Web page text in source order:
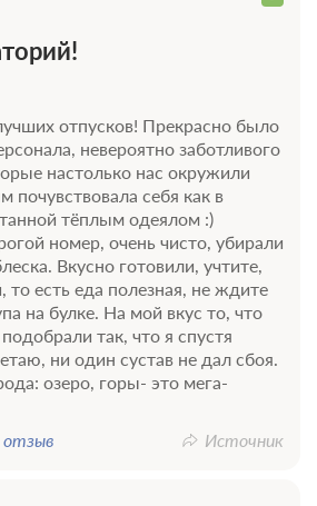
отпусков! Прекрасно было
невероятно заботливого
настолько нас окружили
почувствовала себя как в
тёплым одеялом :)
номер, очень чисто, убирали
Вкусно готовили, учтите,
то есть еда полезная, не ждите
на булке. На мой вкус то, что
так, что я спустя
ни один сустав не дал сбоя.
озеро, горы- это мега-
отзыв
Источник